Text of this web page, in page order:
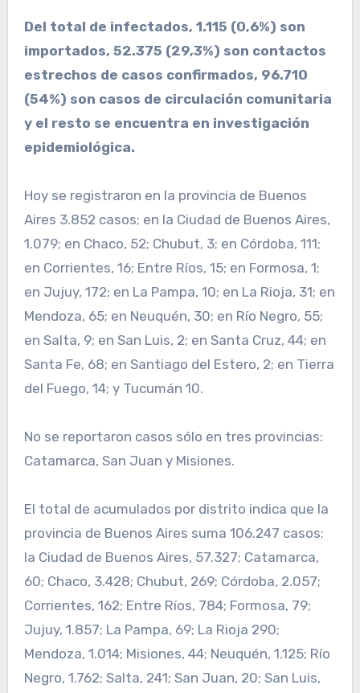
Del total de infectados, 1.115 (0,6%) son
importados, 52.375 (29,3%) son contactos
estrechos de casos confirmados, 96.710
(54%) son casos de circulación comunitaria
y el resto se encuentra en investigación
epidemiológica.
Hoy se registraron en la provincia de Buenos
Aires 3.852 casos; en la Ciudad de Buenos Aires,
1.079; en Chaco, 52; Chubut, 3; en Córdoba, 111;
en Corrientes, 16; Entre Ríos, 15; en Formosa, 1;
en Jujuy, 172; en La Pampa, 10; en La Rioja, 31; en
Mendoza, 65; en Neuquén, 30; en Río Negro, 55;
en Salta, 9; en San Luis, 2; en Santa Cruz, 44; en
Santa Fe, 68; en Santiago del Estero, 2; en Tierra
del Fuego, 14; y Tucumán 10.
No se reportaron casos sólo en tres provincias:
Catamarca, San Juan y Misiones.
El total de acumulados por distrito indica que la
provincia de Buenos Aires suma 106.247 casos;
la Ciudad de Buenos Aires, 57.327; Catamarca,
60; Chaco, 3.428; Chubut, 269; Córdoba, 2.057;
Corrientes, 162; Entre Ríos, 784; Formosa, 79;
Jujuy, 1.857; La Pampa, 69; La Rioja 290;
Mendoza, 1.014; Misiones, 44; Neuquén, 1.125; Río
Negro, 1.762; Salta, 241; San Juan, 20; San Luis,